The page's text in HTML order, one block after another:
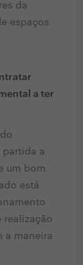
da
espaços
a ter
partida a
um bom
está
a maneira